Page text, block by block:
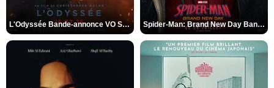
L'Odyssée Bande-annonce VO STFR Spider-Man: Brand New Day Bande-annonce VO STFR